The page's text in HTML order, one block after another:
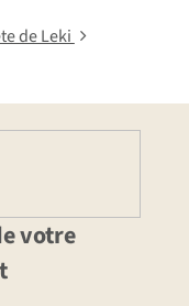
de Leki
votre